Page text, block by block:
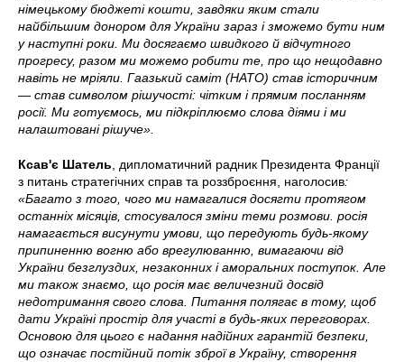
німецькому бюджеті кошти, завдяки яким стали
найбільшим донором для України зараз і зможемо бути ним
у наступні роки. Ми досягаємо швидкого й відчутного
прогресу, разом ми можемо робити те, про що нещодавно
навіть не мріяли. Гаазький саміт (НАТО) став історичним
— став символом рішучості: чітким і прямим посланням
росії. Ми готуємось, ми підкріплюємо слова діями і ми
налаштовані рішуче».
Ксав'є Шатель , дипломатичний радник Президента Франції
з питань стратегічних справ та роззброєння, наголосив:
«Багато з того, чого ми намагалися досягти протягом
останніх місяців, стосувалося зміни теми розмови. росія
намагається висунути умови, що передують будь-якому
припиненню вогню або врегулюванню, вимагаючи від
України безглуздих, незаконних і аморальних поступок. Але
ми також знаємо, що росія має величезний досвід
недотримання свого слова. Питання полягає в тому, щоб
дати Україні простір для участі в будь-яких переговорах.
Основою для цього є надання надійних гарантій безпеки,
що означає постійний потік зброї в Україну, створення